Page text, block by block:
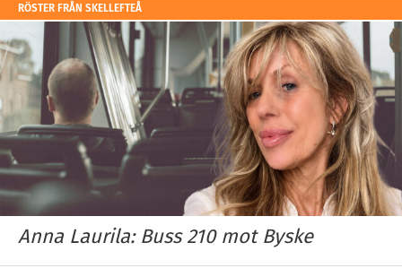
RÖSTER FRÅN SKELLEFTEÅ
Anna Laurila: Buss 210 mot Byske